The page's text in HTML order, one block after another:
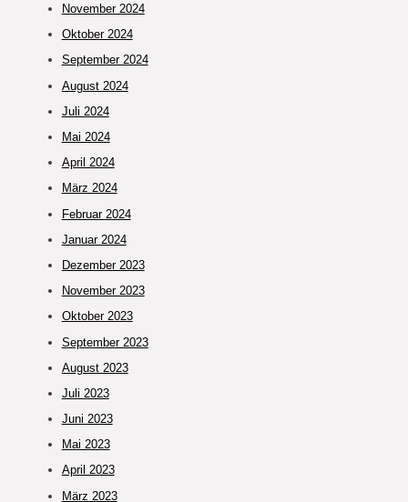
November 2024
Oktober 2024
September 2024
August 2024
Juli 2024
Mai 2024
April 2024
März 2024
Februar 2024
Januar 2024
Dezember 2023
November 2023
Oktober 2023
September 2023
August 2023
Juli 2023
Juni 2023
Mai 2023
April 2023
März 2023